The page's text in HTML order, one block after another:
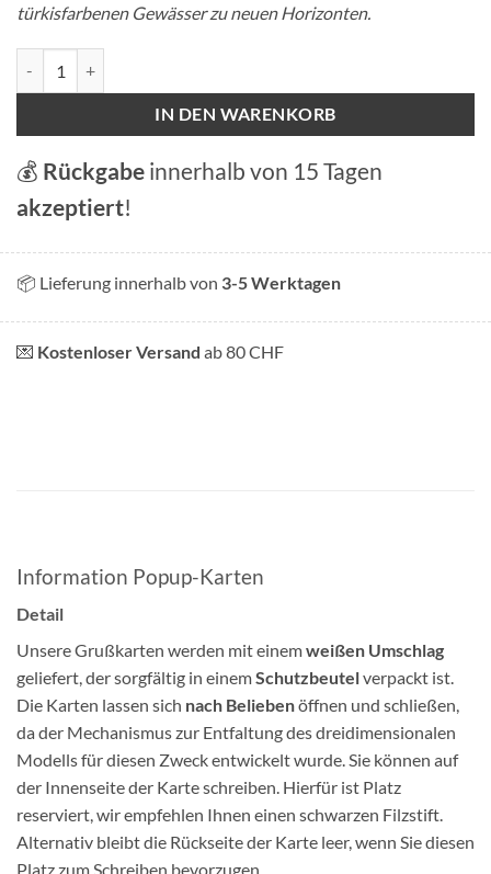
türkisfarbenen Gewässer zu neuen Horizonten.
IN DEN WARENKORB
💰 Rückgabe innerhalb von 15 Tagen
akzeptiert!
📦 Lieferung innerhalb von 3-5 Werktagen
💌 Kostenloser Versand ab 80 CHF
Information Popup-Karten
Detail
Unsere Grußkarten werden mit einemweißen Umschlag
geliefert, der sorgfältig in einemSchutzbeutelverpackt ist.
Die Karten lassen sich nach Beliebenöffnen und schließen,
da der Mechanismus zur Entfaltung des dreidimensionalen
Modells für diesen Zweck entwickelt wurde. Sie können auf
der Innenseite der Karte schreiben. Hierfür ist Platz
reserviert, wir empfehlen Ihnen einen schwarzen Filzstift.
Alternativ bleibt die Rückseite der Karte leer, wenn Sie diesen
Platz zum Schreiben bevorzugen.